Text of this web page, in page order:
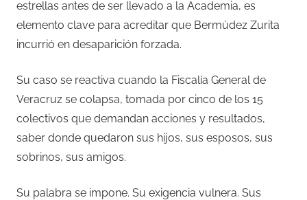
estrellas antes de ser llevado a la Academia, es
elemento clave para acreditar que Bermúdez Zurita
incurrió en desaparición forzada.
Su caso se reactiva cuando la Fiscalía General de
Veracruz se colapsa, tomada por cinco de los 15
colectivos que demandan acciones y resultados,
saber donde quedaron sus hijos, sus esposos, sus
sobrinos, sus amigos.
Su palabra se impone. Su exigencia vulnera. Sus